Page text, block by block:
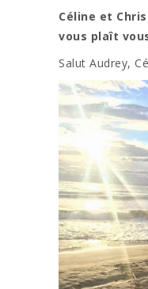
Céline et
vous plaît
Salut Audrey,